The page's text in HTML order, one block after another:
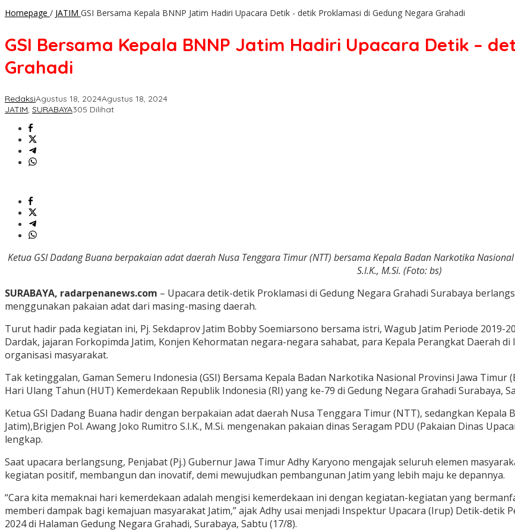
Homepage / JATIM GSI Bersama Kepala BNNP Jatim Hadiri Upacara Detik - detik Proklamasi di Gedung Negara Grahadi
GSI Bersama Kepala BNNP Jatim Hadiri Upacara Detik –
Grahadi
RedaksiAgustus 18, 2024Agustus 18, 2024
JATIM, SURABAYA305 Dilihat
Ketua GSI Dadang Buana berpakaian adat daerah Nusa Tenggara Timur (NTT) bersama Kepala Badan Narkotika
S.I.K., M.Si. (Foto: bs)
SURABAYA, radarpenanews.com – Upacara detik-detik Proklamasi di Gedung Negara Grahadi Surabaya
menggunakan pakaian adat dari masing-masing daerah.
Turut hadir pada kegiatan ini, Pj. Sekdaprov Jatim Bobby Soemiarsono bersama istri, Wagub Jatim Periode 2019-
Dardak, jajaran Forkopimda Jatim, Konjen Kehormatan negara-negara sahabat, para Kepala Perangkat Daerah
organisasi masyarakat.
Tak ketinggalan, Gaman Semeru Indonesia (GSI) Bersama Kepala Badan Narkotika Nasional Provinsi Jawa
Hari Ulang Tahun (HUT) Kemerdekaan Republik Indonesia (RI) yang ke-79 di Gedung Negara Grahadi Surabaya,
Ketua GSI Dadang Buana hadir dengan berpakaian adat daerah Nusa Tenggara Timur (NTT), sedangkan Kepala
Jatim),Brigjen Pol. Awang Joko Rumitro S.I.K., M.Si. mengenakan pakaian dinas Seragam PDU (Pakaian Dinas
lengkap.
Saat upacara berlangsung, Penjabat (Pj.) Gubernur Jawa Timur Adhy Karyono mengajak seluruh elemen
kegiatan positif, membangun dan inovatif, demi mewujudkan pembangunan Jatim yang lebih maju ke depannya.
“Cara kita memaknai hari kemerdekaan adalah mengisi kemerdekaan ini dengan kegiatan-kegiatan yang
memberi dampak bagi kemajuan masyarakat Jatim,” ajak Adhy usai menjadi Inspektur Upacara (Irup) Detik-detik
2024 di Halaman Gedung Negara Grahadi, Surabaya, Sabtu (17/8).